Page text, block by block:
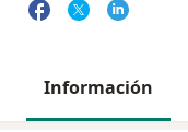
Información